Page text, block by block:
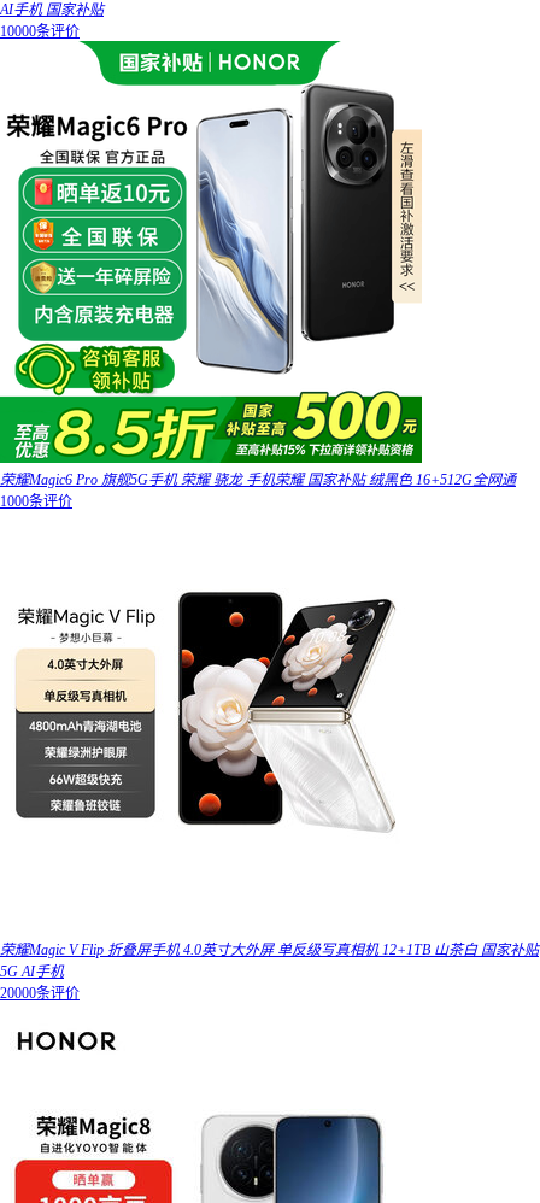
AI手机 国家补贴
10000条评价
荣耀Magic6 Pro 旗舰5G手机 荣耀 骁龙 手机荣耀 国家补贴 绒黑色 16+512G全网通
1000条评价
荣耀Magic V Flip 折叠屏手机 4.0英寸大外屏 单反级写真相机 12+1TB 山茶白 国家补贴
5G AI手机
20000条评价